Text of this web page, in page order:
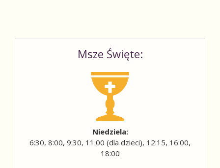
Msze Święte:
Niedziela:
6:30, 8:00, 9:30, 11:00 (dla dzieci), 12:15, 16:00,
18:00